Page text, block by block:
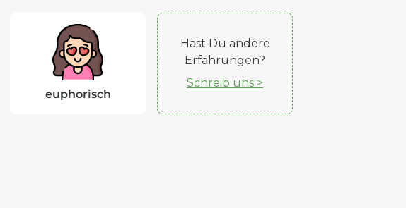
euphorisch
Hast Du andere
Erfahrungen?
Schreib uns >